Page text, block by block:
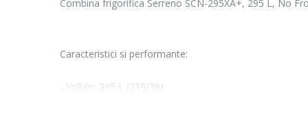
Combina frigorifica Serreno SCN-295XA+, 295 L, No
Caracteristici si performante:
- Volum: 295 L (219/76)